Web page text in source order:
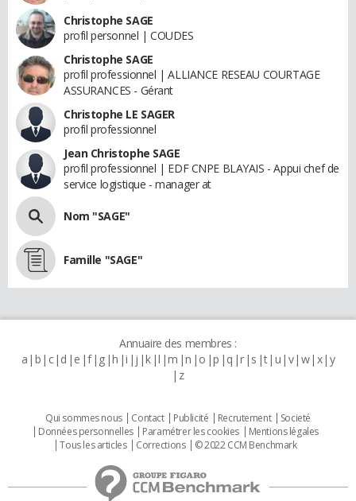
Christophe SAGE
profil personnel | COUDES
Christophe SAGE
profil professionnel | ALLIANCE RESEAU COURTAGE
ASSURANCES - Gérant
Christophe LE SAGER
profil professionnel
Jean Christophe SAGE
profil professionnel | EDF CNPE BLAYAIS - Appui chef de
service logistique - manager at
Nom "SAGE"
Famille "SAGE"
Annuaire des membres :
a b c d e f g h i j k l m n o p q r s t u v w x y
z
Qui sommes nous Contact Publicité Recrutement
Societé
Données personnelles
Paramétrer les cookies
Mentions légales
Tous les articles
Corrections © 2022 CCM Benchmark